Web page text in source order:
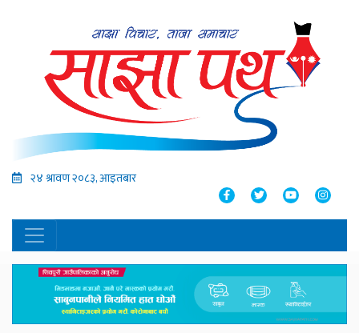
२४ श्रावण २०८३, आइतबार